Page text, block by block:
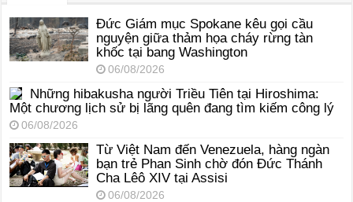
Đức Giám mục Spokane kêu gọi cầu
nguyện giữa thảm họa cháy rừng tàn
khốc tại bang Washington
06/08/2026
Những hibakusha người Triều Tiên tại Hiroshima:
Một chương lịch sử bị lãng quên đang tìm kiếm công lý
06/08/2026
Từ Việt Nam đến Venezuela, hàng ngàn
bạn trẻ Phan Sinh chờ đón Đức Thánh
Cha Lêô XIV tại Assisi
06/08/2026